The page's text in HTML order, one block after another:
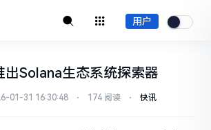
用户
Solana生态系统探索器
01-31 16:30:48 ⋅ 174 阅读 ⋅ 快讯